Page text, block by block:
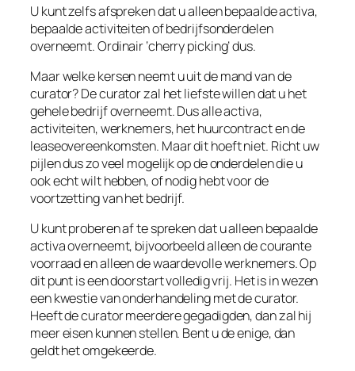
U kunt zelfs afspreken dat u alleen bepaalde activa,
bepaalde activiteiten of bedrijfsonderdelen
overneemt. Ordinair ‘cherry picking’ dus.
Maar welke kersen neemt u uit de mand van de
curator? De curator zal het liefste willen dat u het
gehele bedrijf overneemt. Dus alle activa,
activiteiten, werknemers, het huurcontract en de
leaseovereenkomsten. Maar dit hoeft niet. Richt uw
pijlen dus zo veel mogelijk op de onderdelen die u
ook echt wilt hebben, of nodig hebt voor de
voortzetting van het bedrijf.
U kunt proberen af te spreken dat u alleen bepaalde
activa overneemt, bijvoorbeeld alleen de courante
voorraad en alleen de waardevolle werknemers. Op
dit punt is een doorstart volledig vrij. Het is in wezen
een kwestie van onderhandeling met de curator.
Heeft de curator meerdere gegadigden, dan zal hij
meer eisen kunnen stellen. Bent u de enige, dan
geldt het omgekeerde.